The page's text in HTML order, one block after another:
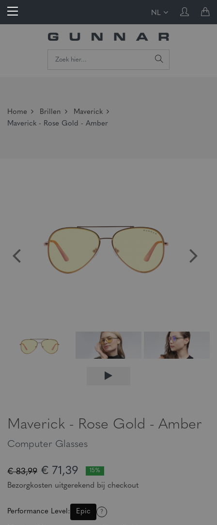
NL
Home Brillen
Maverick
Maverick - Rose Gold - Amber
Maverick - Rose Gold - Amber
Computer Glasses
€ 83,99 € 71,39 15%
Bezorgkosten uitgerekend bij checkout
Performance Level: Epic ?